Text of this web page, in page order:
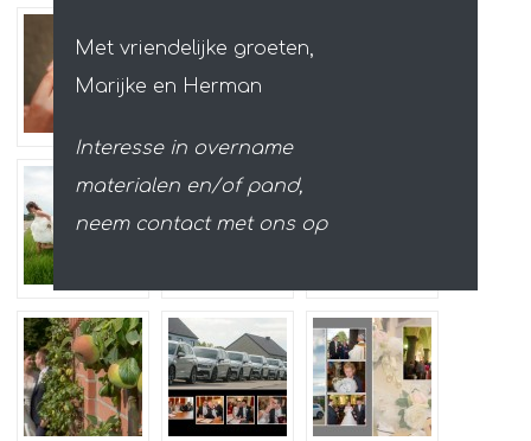
Met vriendelijke groeten,
Marijke en Herman
Interesse in overname
materialen en/of pand,
neem contact met ons op